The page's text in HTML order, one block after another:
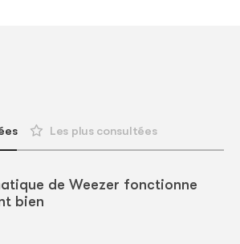
Les plus consultées
de Weezer fonctionne
bien